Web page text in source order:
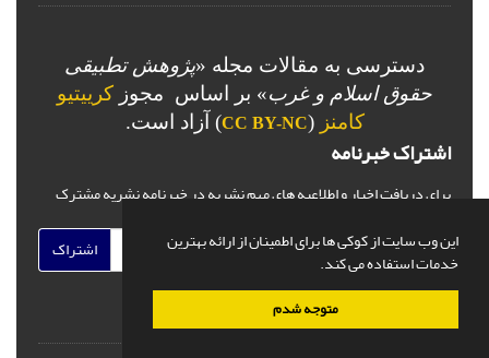
این وب سایت از کوکی ها برای اطمینان از ارائه بهترین
خدمات استفاده می کند.
متوجه شدم
دسترسی به مقالات مجله «پژوهش تطبیقی
حقوق اسلام و غرب» بر اساس مجوز کرییتیو
کامنز (
CC BY-NC) آزاد است.
اشتراک خبرنامه
برای دریافت اخبار و اطلاعیه های مهم نشریه در خبرنامه نشریه مشترک
اشتراک